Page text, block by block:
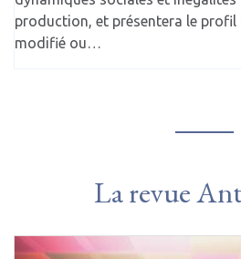
production, et présentera le profil
modifié ou…
La revue